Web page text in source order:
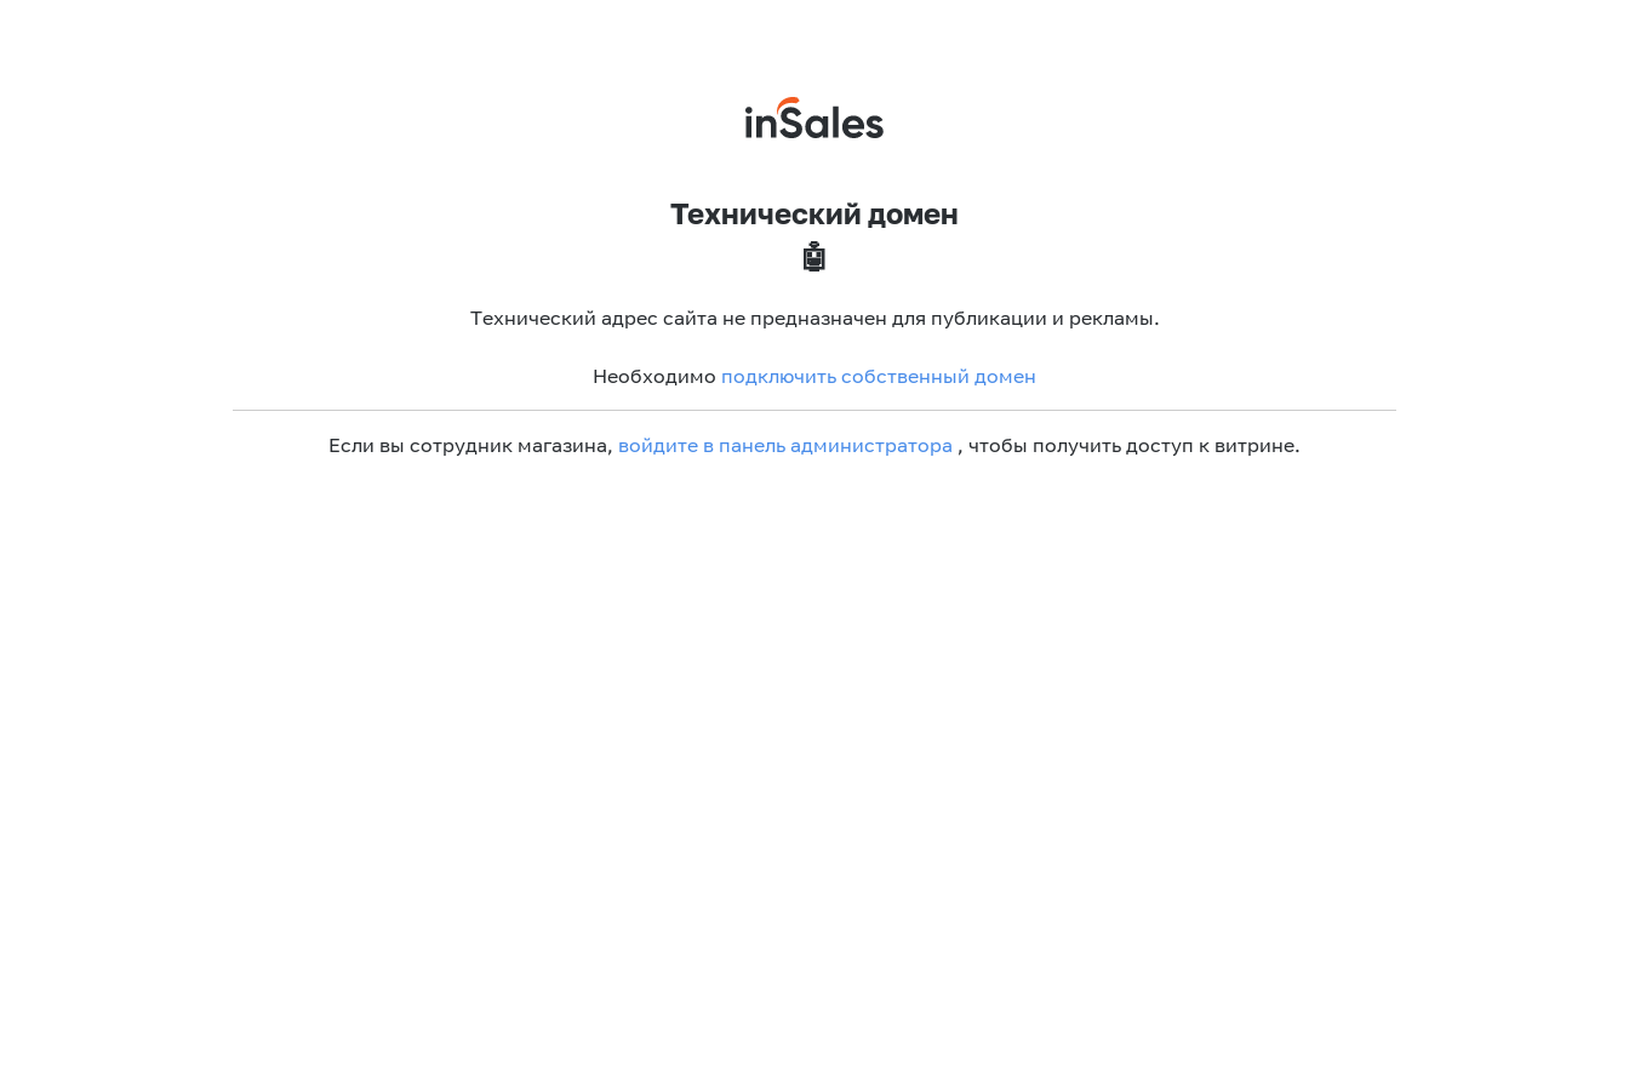
Технический домен
🤖
Технический адрес сайта не предназначен для публикации и рекламы.
Необходимо подключить собственный домен
Если вы сотрудник магазина, войдите в панель администратора , чтобы получить доступ к витрине.